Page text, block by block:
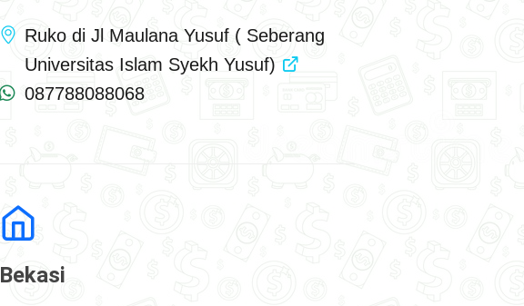
Ruko di Jl Maulana Yusuf ( Seberang
Universitas Islam Syekh Yusuf)
087788088068
Bekasi